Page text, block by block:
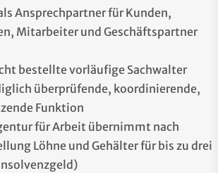
Ansprechpartner für Kunden,
Mitarbeiter und Geschäftspartner
bestellte vorläufige Sachwalter
überprüfende, koordinierende,
Funktion
für Arbeit übernimmt nach
Löhne und Gehälter für bis zu drei